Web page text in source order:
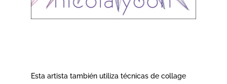
Esta artista también utiliza técnicas de collage